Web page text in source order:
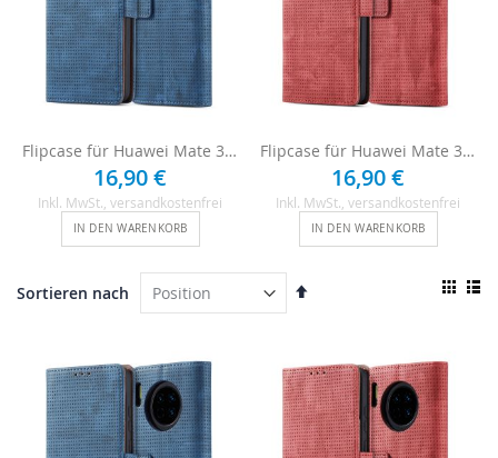
Flipcase für Huawei Mate 30 - Blau
16,90 €
Inkl. MwSt., versandkostenfrei
IN DEN WARENKORB
Flipcase für Huawei Mate 30 - Rot
16,90 €
Inkl. MwSt., versandkostenfrei
IN DEN WARENKORB
Sortieren nach
In